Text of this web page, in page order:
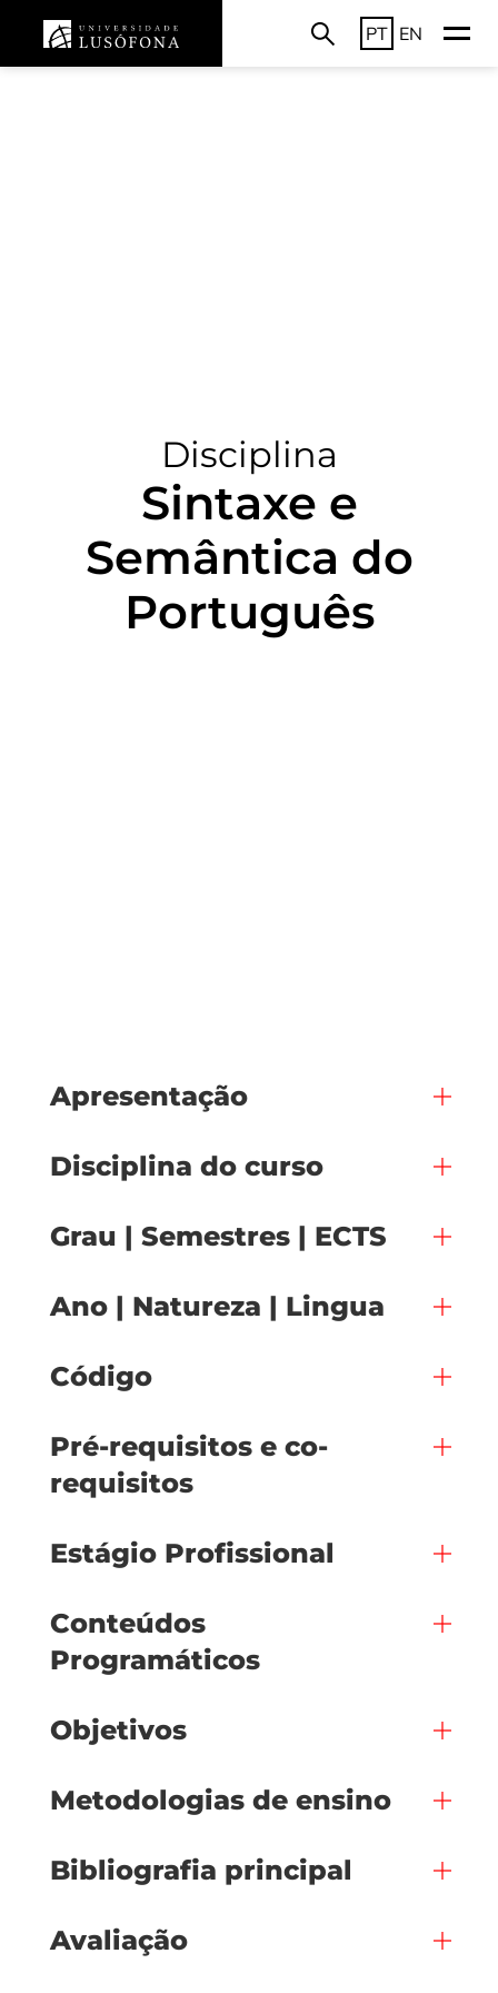
PT EN
Disciplina
Sintaxe e
Semântica do
Português
Apresentação
Disciplina do curso
Grau | Semestres | ECTS
Ano | Natureza | Lingua
Código
Pré-requisitos e co-
requisitos
Estágio Profissional
Conteúdos
Programáticos
Objetivos
Metodologias de ensino
Bibliografia principal
Avaliação